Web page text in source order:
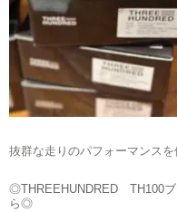
抜群な走りのパフォーマンスを
◎THREEHUNDRED TH100ブ
ら◎